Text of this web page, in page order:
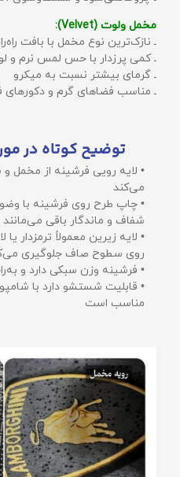
مخمل ولوت (Velvet):
ـ نازک‌ترین نوع مخمل با بافت
ـ کمی پرزدار با حس لمس نرم و
ـ گرمای بیشتر نسبت به میکرو
ـ مناسب فضاهای گرم و
توضیح کوتاه در
• لایه رویی فرشینه از مخمل
می‌کند
• چاپ طرح روی فرشینه با
شفاف و ماندگار باقی می‌مانند
• لایه زیرین معمولاً ترمزدار
روی سطوح صاف جلوگیری
• فرشینه وزن سبکی دارد و
• قابلیت شستشو دارد با
مناسب است